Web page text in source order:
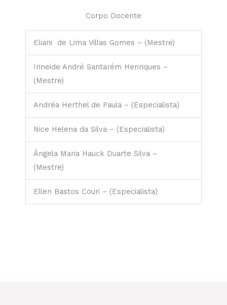
Corpo Docente
Eliani de Lima Villas Gomes – (Mestre)
Irineide André Santarém Henriques –
(Mestre)
Andréa Herthel de Paula – (Especialista)
Nice Helena da Silva – (Especialista)
Ângela Maria Hauck Duarte Silva –
(Mestre)
Ellen Bastos Couri – (Especialista)